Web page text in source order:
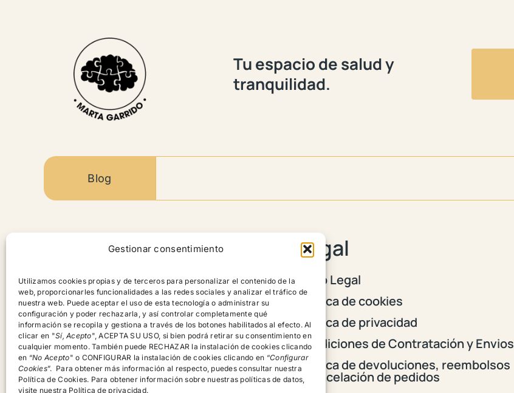
Gestionar consentimiento
Utilizamos cookies propias y de terceros para personalizar el contenido de la
web, proporcionarles funcionalidades a las redes sociales y analizar el tráfico de
nuestra web. Puede aceptar el uso de esta tecnología o administrar su
configuración y poder rechazarla, y así controlar completamente qué
información se recopila y gestiona a través de los botones habilitados al efecto. Al
clicar en "Sí, Acepto", ACEPTA SU USO, si bien podrá retirar su consentimiento en
cualquier momento. También puede RECHAZAR la instalación de cookies clicando
en “No Acepto" o CONFIGURAR la instalación de cookies clicando en “Configurar
Cookies”. Para obtener más información al respecto, puedes consultar nuestra
Política de Cookies. Para obtener información sobre nuestras políticas de datos,
visite nuestra Política de privacidad.
Tu espacio de salud y
tranquilidad.
Blog
Contenido
Productos
Contacto
Blog
Legal
Aviso Legal
Política de cookies
Política de privacidad
Condiciones de Contratación y Envios
Política de devoluciones, reembolsos
y cancelación de pedidos